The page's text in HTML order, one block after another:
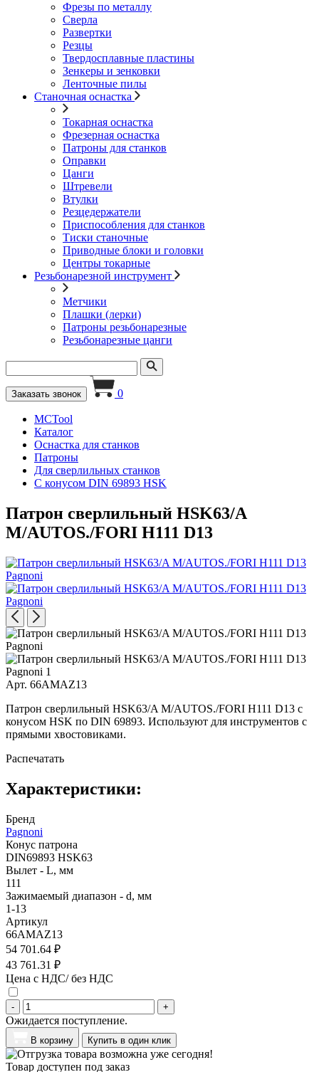
Фрезы по металлу
Сверла
Развертки
Резцы
Твердосплавные пластины
Зенкеры и зенковки
Ленточные пилы
Станочная оснастка
Токарная оснастка
Фрезерная оснастка
Патроны для станков
Оправки
Цанги
Штревели
Втулки
Резцедержатели
Приспособления для станков
Тиски станочные
Приводные блоки и головки
Центры токарные
Резьбонарезной инструмент
Метчики
Плашки (лерки)
Патроны резьбонарезные
Резьбонарезные цанги
Заказать звонок 0
MCTool
Каталог
Оснастка для станков
Патроны
Для сверлильных станков
С конусом DIN 69893 HSK
Патрон сверлильный HSK63/A
M/AUTOS./FORI H111 D13
Арт. 66AMAZ13
Патрон сверлильный HSK63/A M/AUTOS./FORI H111 D13 с
конусом HSK по DIN 69893. Используют для инструментов с
прямыми хвостовиками.
Распечатать
Характеристики:
Бренд
Pagnoni
Конус патрона
DIN69893 HSK63
Вылет - L, мм
111
Зажимаемый диапазон - d, мм
1-13
Артикул
66AMAZ13
54 701.64 ₽
43 761.31 ₽
Цена с НДС/ без НДС
- +
Ожидается поступление.
В корзину Купить в один клик
Товар доступен под заказ